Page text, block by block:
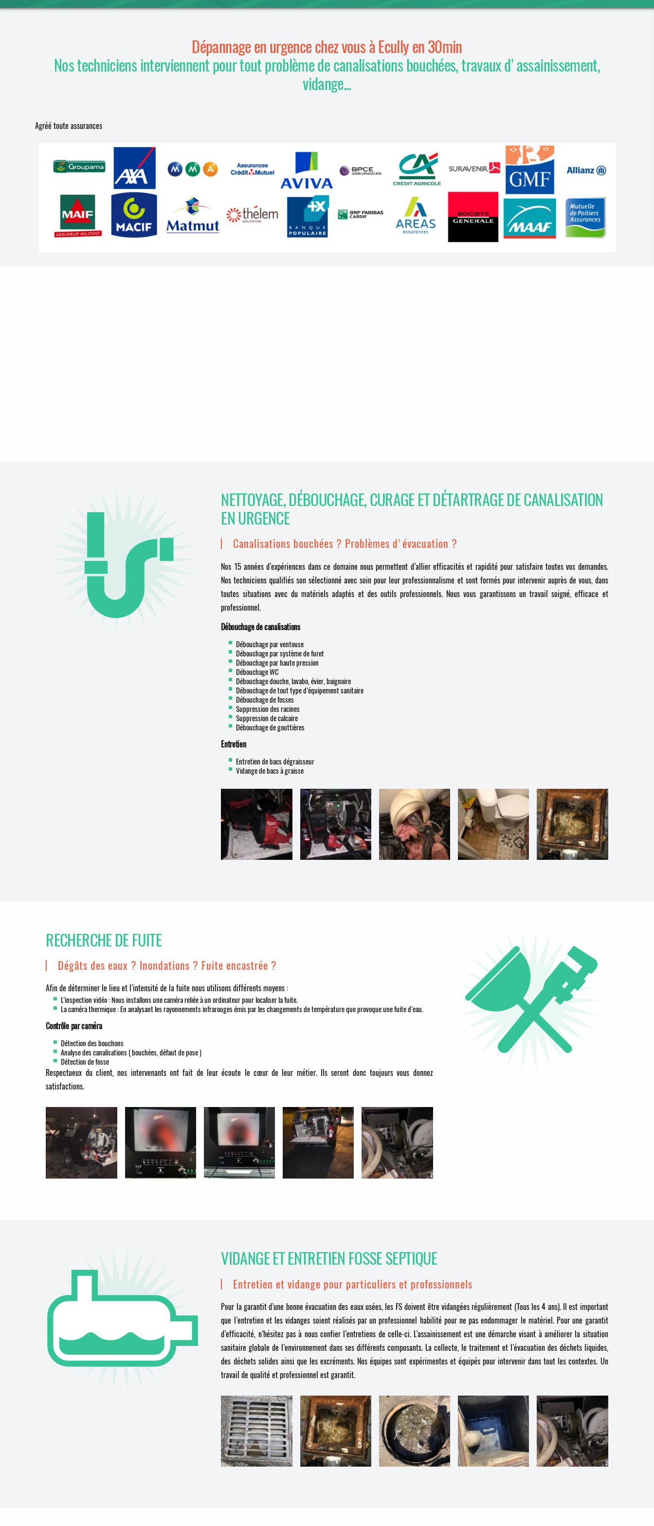
Dépannage en urgence chez vous à Ecully en 30min
Nos techniciens interviennent pour tout problème de canalisations bouchées, travaux d'assainissement,
vidange...
Agréé toute assurances
NETTOYAGE, DÉBOUCHAGE, CURAGE ET DÉTARTRAGE DE CANALISATION
EN URGENCE
Canalisations bouchées ? Problèmes d'évacuation ?
Nos 15 années d’expériences dans ce domaine nous permettent d’allier efficacités et rapidité pour satisfaire toutes vos demandes.
Nos techniciens qualifiés son sélectionné avec soin pour leur professionnalisme et sont formés pour intervenir auprès de vous, dans
toutes situations avec du matériels adaptés et des outils professionnels. Nous vous garantissons un travail soigné, efficace et
professionnel.
Débouchage de canalisations
Débouchage par ventouse
Débouchage par système de furet
Débouchage par haute pression
Débouchage WC
Débouchage douche, lavabo, évier, baignoire
Débouchage de tout type d’équipement sanitaire
Débouchage de fosses
Suppression des racines
Suppression de calcaire
Débouchage de gouttières
Entretien
Entretien de bacs dégraisseur
Vidange de bacs à graisse
RECHERCHE DE FUITE
Dégâts des eaux ? Inondations ? Fuite encastrée ?
Afin de déterminer le lieu et l’intensité de la fuite nous utilisons différents moyens :
L’inspection vidéo : Nous installons une caméra reliée à un ordinateur pour localiser la fuite.
La caméra thermique : En analysant les rayonnements infrarouges émis par les changements de température que provoque une fuite d’eau.
Contrôle par caméra
Détection des bouchons
Analyse des canalisations ( bouchées, défaut de pose )
Détection de fosse
Respectueux du client, nos intervenants ont fait de leur écoute le cœur de leur métier. Ils seront donc toujours vous donnez
satisfactions.
VIDANGE ET ENTRETIEN FOSSE SEPTIQUE
Entretien et vidange pour particuliers et professionnels
Pour la garantit d’une bonne évacuation des eaux usées, les FS doivent être vidangées régulièrement (Tous les 4 ans). Il est important
que l’entretien et les vidanges soient réalisés par un professionnel habilité pour ne pas endommager le matériel. Pour une garantit
d’efficacité, n’hésitez pas à nous confier l’entretiens de celle-ci. L’assainissement est une démarche visant à améliorer la situation
sanitaire globale de l’environnement dans ses différents composants. La collecte, le traitement et l’évacuation des déchets liquides,
des déchets solides ainsi que les excréments. Nos équipes sont expérimentes et équipés pour intervenir dans tout les contextes. Un
travail de qualité et professionnel est garantit.